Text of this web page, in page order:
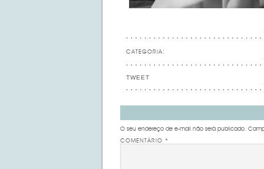
CATEGORIA:
TWEET
O seu endereço de e-mail não será publicado.
COMENTÁRIO *